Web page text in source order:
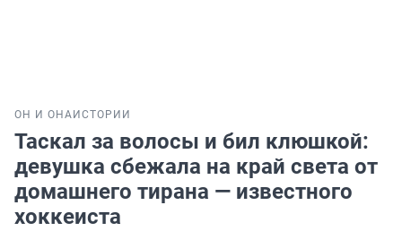
ОН И ОНА ИСТОРИИ
Таскал за волосы и бил клюшкой:
девушка сбежала на край света от
домашнего тирана — известного
хоккеиста